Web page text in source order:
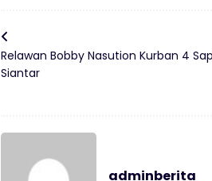
Relawan Bobby Nasution Kurban 4
Siantar
adminberita